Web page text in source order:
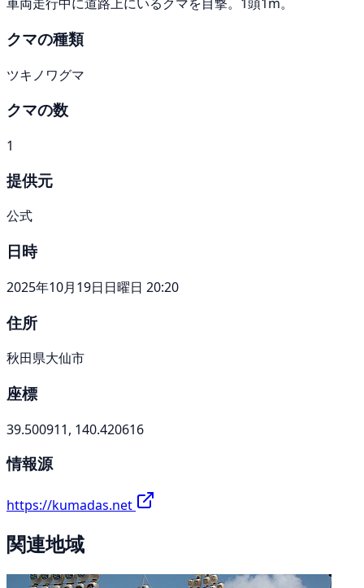
クマの種類
ツキノワグマ
クマの数
1
提供元
公式
日時
2025年10月19日日曜日 20:20
住所
秋田県大仙市
座標
39.500911, 140.420616
情報源
https://kumadas.net
関連地域